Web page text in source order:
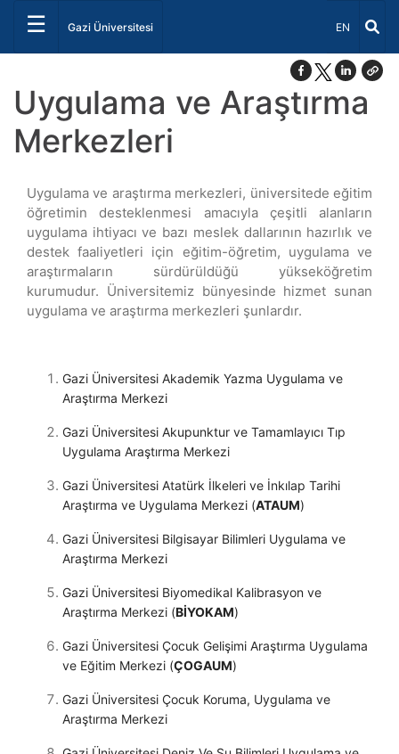
☰ Gazi Üniversitesi Dil Seçiniz
EN
Uygulama ve Araştırma
Merkezleri
Uygulama ve araştırma merkezleri, üniversitede eğitim
öğretimin desteklenmesi amacıyla çeşitli alanların
uygulama ihtiyacı ve bazı meslek dallarının hazırlık ve
destek faaliyetleri için eğitim-öğretim, uygulama ve
araştırmaların sürdürüldüğü yükseköğretim
kurumudur. Üniversitemiz bünyesinde hizmet sunan
uygulama ve araştırma merkezleri şunlardır.
Gazi Üniversitesi Akademik Yazma Uygulama ve
Araştırma Merkezi
Gazi Üniversitesi Akupunktur ve Tamamlayıcı Tıp
Uygulama Araştırma Merkezi
Gazi Üniversitesi Atatürk İlkeleri ve İnkılap Tarihi
Araştırma ve Uygulama Merkezi (ATAUM)
Gazi Üniversitesi Bilgisayar Bilimleri Uygulama ve
Araştırma Merkezi
Gazi Üniversitesi Biyomedikal Kalibrasyon ve
Araştırma Merkezi (BİYOKAM)
Gazi Üniversitesi Çocuk Gelişimi Araştırma Uygulama
ve Eğitim Merkezi (ÇOGAUM)
Gazi Üniversitesi Çocuk Koruma, Uygulama ve
Araştırma Merkezi